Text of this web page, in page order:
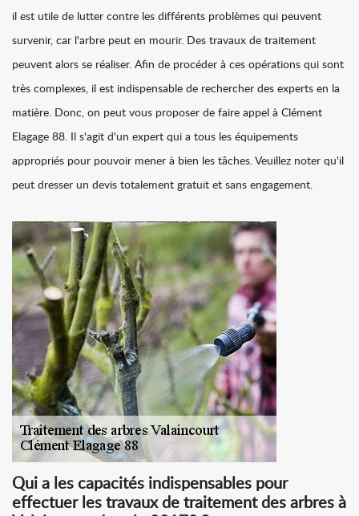
il est utile de lutter contre les différents problèmes qui peuvent
survenir, car l'arbre peut en mourir. Des travaux de traitement
peuvent alors se réaliser. Afin de procéder à ces opérations qui sont
très complexes, il est indispensable de rechercher des experts en la
matière. Donc, on peut vous proposer de faire appel à Clément
Elagage 88. Il s'agit d'un expert qui a tous les équipements
appropriés pour pouvoir mener à bien les tâches. Veuillez noter qu'il
peut dresser un devis totalement gratuit et sans engagement.
Qui a les capacités indispensables pour
effectuer les travaux de traitement des arbres à